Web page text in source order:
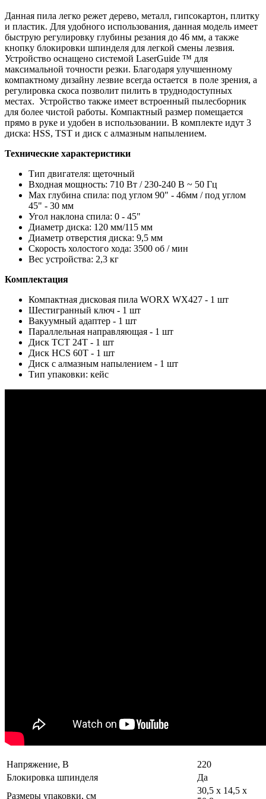
Данная пила легко режет дерево, металл, гипсокартон, плитку
и пластик. Для удобного использования, данная модель имеет
быструю регулировку глубины резания до 46 мм, а также
кнопку блокировки шпинделя для легкой смены лезвия.
Устройство оснащено системой LaserGuide ™ для
максимальной точности резки. Благодаря улучшенному
компактному дизайну лезвие всегда остается в поле зрения, а
регулировка скоса позволит пилить в труднодоступных
местах. Устройство также имеет встроенный пылесборник
для более чистой работы. Компактный размер помещается
прямо в руке и удобен в использовании. В комплекте идут 3
диска: HSS, TST и диск с алмазным напылением.
Технические характеристики
Тип двигателя: щеточный
Входная мощность: 710 Вт / 230-240 В ~ 50 Гц
Max глубина спила: под углом 90" - 46мм / под углом
45" - 30 мм
Угол наклона спила: 0 - 45"
Диаметр диска: 120 мм/115 мм
Диаметр отверстия диска: 9,5 мм
Скорость холостого хода: 3500 об / мин
Вес устройства: 2,3 кг
Комплектация
Компактная дисковая пила WORX WX427 - 1 шт
Шестигранный ключ - 1 шт
Вакуумный адаптер - 1 шт
Параллельная направляющая - 1 шт
Диск TCT 24Т - 1 шт
Диск HСS 60Т - 1 шт
Диск с алмазным напылением - 1 шт
Тип упаковки: кейс
Напряжение, В
220
Блокировка шпинделя
Да
Размеры упаковки, см
30,5 х 14,5 х